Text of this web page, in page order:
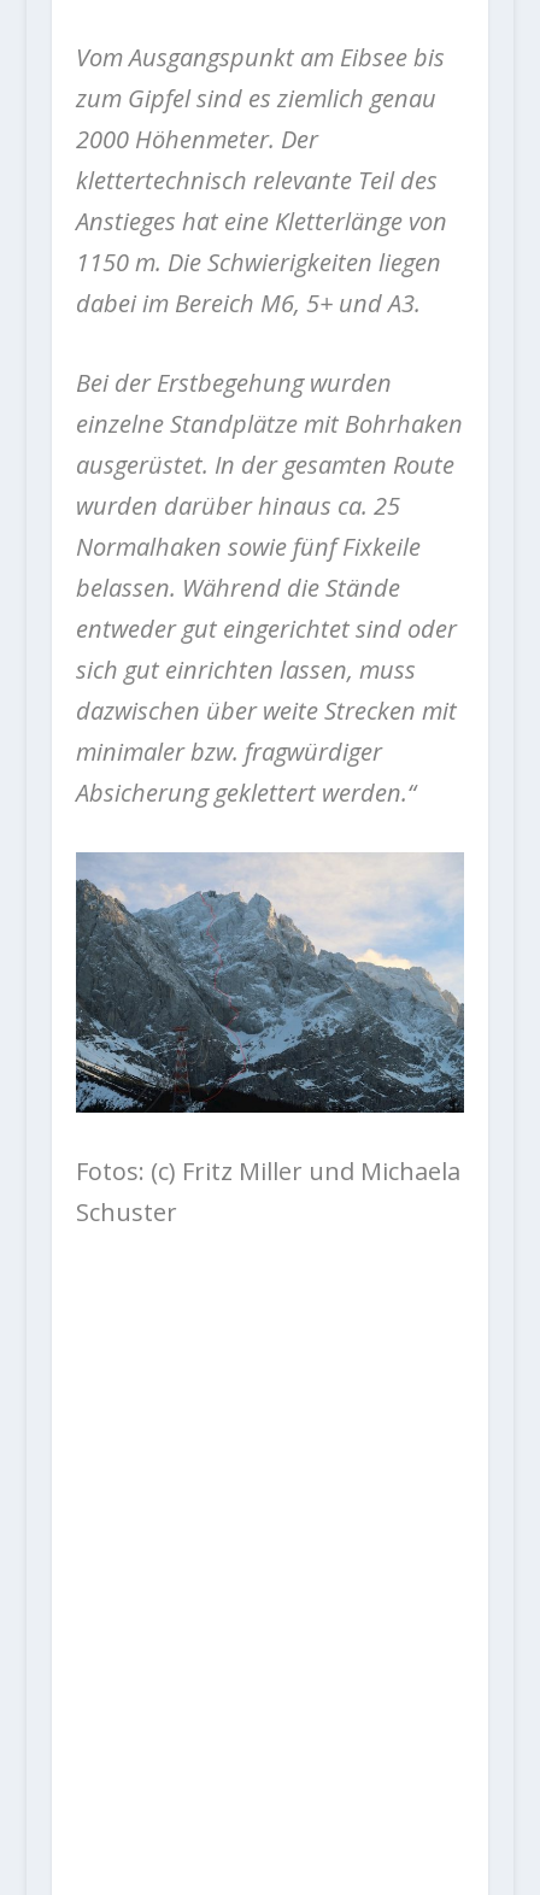
Vom Ausgangspunkt am Eibsee bis
zum Gipfel sind es ziemlich genau
2000 Höhenmeter. Der
klettertechnisch relevante Teil des
Anstieges hat eine Kletterlänge von
1150 m. Die Schwierigkeiten liegen
dabei im Bereich M6, 5+ und A3.
Bei der Erstbegehung wurden
einzelne Standplätze mit Bohrhaken
ausgerüstet. In der gesamten Route
wurden darüber hinaus ca. 25
Normalhaken sowie fünf Fixkeile
belassen. Während die Stände
entweder gut eingerichtet sind oder
sich gut einrichten lassen, muss
dazwischen über weite Strecken mit
minimaler bzw. fragwürdiger
Absicherung geklettert werden.“
Fotos: (c) Fritz Miller und Michaela
Schuster